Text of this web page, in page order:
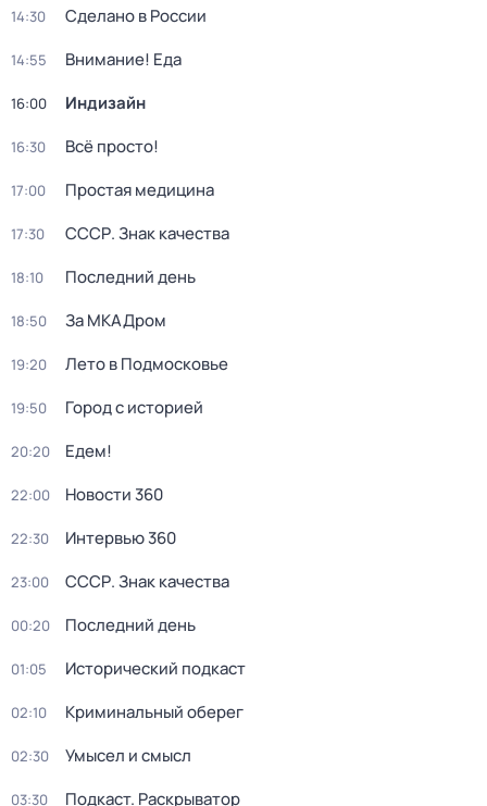
14:30 Сделано в России
14:55 Внимание! Еда
16:00 Индизайн
16:30 Всё просто!
17:00 Простая медицина
17:30 СССР. Знак качества
18:10 Последний день
18:50 За МКАДром
19:20 Лето в Подмосковье
19:50 Город с историей
20:20 Едем!
22:00 Новости 360
22:30 Интервью 360
23:00 СССР. Знак качества
00:20 Последний день
01:05 Исторический подкаст
02:10 Криминальный оберег
02:30 Умысел и смысл
03:30 Подкаст. Раскрыватор